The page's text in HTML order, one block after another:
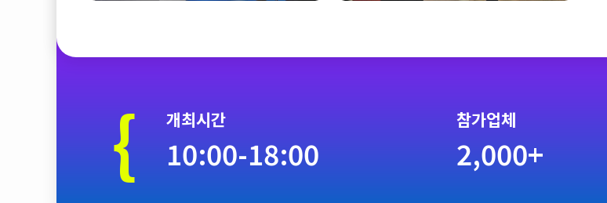
{ 개최시간 참가업체
10:00-18:00 2,000+